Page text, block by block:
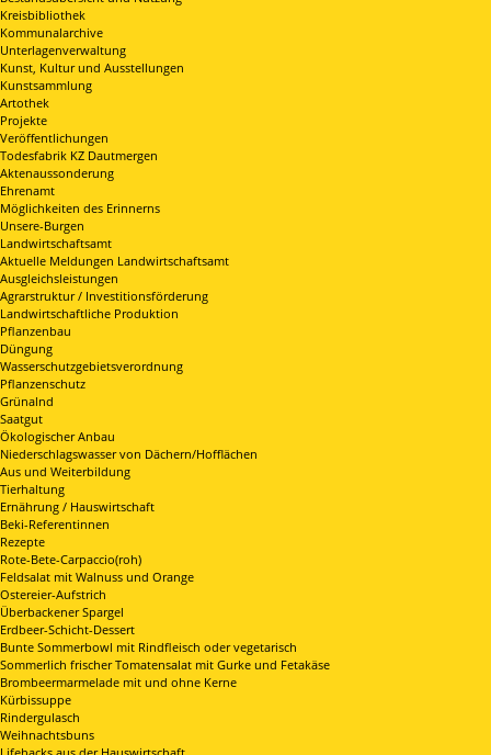
Kreisbibliothek
Kommunalarchive
Unterlagenverwaltung
Kunst, Kultur und Ausstellungen
Kunstsammlung
Artothek
Projekte
Veröffentlichungen
Todesfabrik KZ Dautmergen
Aktenaussonderung
Ehrenamt
Möglichkeiten des Erinnerns
Unsere-Burgen
Landwirtschaftsamt
Aktuelle Meldungen Landwirtschaftsamt
Ausgleichsleistungen
Agrarstruktur / Investitionsförderung
Landwirtschaftliche Produktion
Pflanzenbau
Düngung
Wasserschutzgebietsverordnung
Pflanzenschutz
Grünalnd
Saatgut
Ökologischer Anbau
Niederschlagswasser von Dächern/Hofflächen
Aus und Weiterbildung
Tierhaltung
Ernährung / Hauswirtschaft
Beki-Referentinnen
Rezepte
Rote-Bete-Carpaccio(roh)
Feldsalat mit Walnuss und Orange
Ostereier-Aufstrich
Überbackener Spargel
Erdbeer-Schicht-Dessert
Bunte Sommerbowl mit Rindfleisch oder vegetarisch
Sommerlich frischer Tomatensalat mit Gurke und Fetakäse
Brombeermarmelade mit und ohne Kerne
Kürbissuppe
Rindergulasch
Weihnachtsbuns